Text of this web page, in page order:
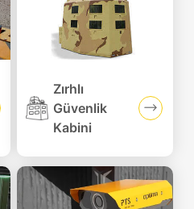
Zırhlı
Güvenlik
Kabini